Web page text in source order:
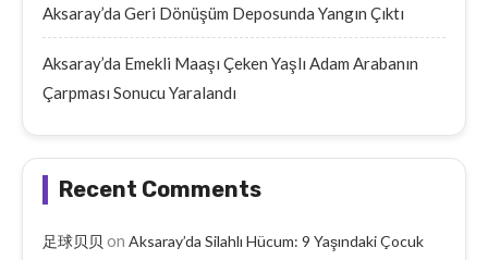
Aksaray’da Geri Dönüşüm Deposunda Yangın Çıktı
Aksaray’da Emekli Maaşı Çeken Yaşlı Adam Arabanın
Çarpması Sonucu Yaralandı
Recent Comments
足球贝贝 on Aksaray’da Silahlı Hücum: 9 Yaşındaki Çocuk